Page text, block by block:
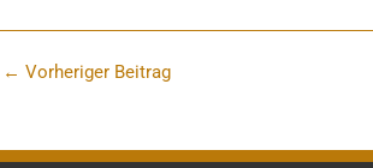
← Vorheriger Beitrag